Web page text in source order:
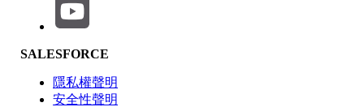
功能影響
SALESFORCE
隱私權聲明
安全性聲明